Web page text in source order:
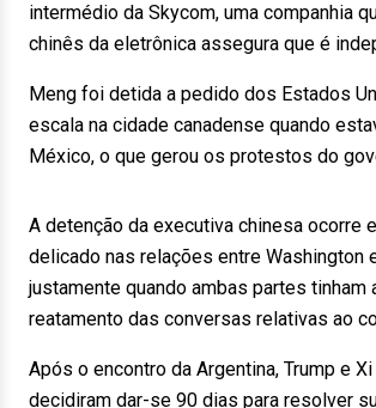
intermédio da Skycom, uma companhia
chinês da eletrônica assegura que é
Meng foi detida a pedido dos Estados
escala na cidade canadense quando
México, o que gerou os protestos do
A detenção da executiva chinesa ocorre
delicado nas relações entre Washington
justamente quando ambas partes tinham
reatamento das conversas relativas ao
Após o encontro da Argentina, Trump e
decidiram dar-se 90 dias para resolver